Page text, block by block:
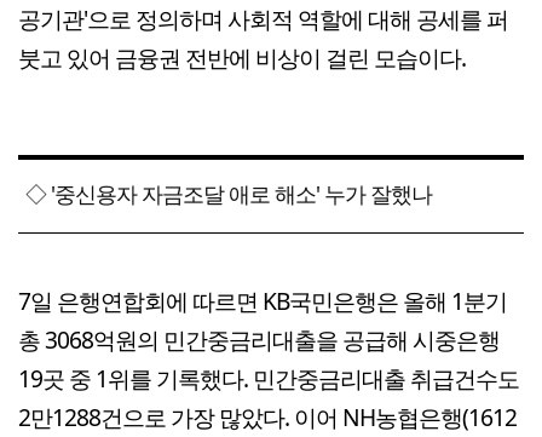
공기관'으로 정의하며 사회적 역할에 대해 공세를 퍼
붓고 있어 금융권 전반에 비상이 걸린 모습이다.
◇ '중신용자 자금조달 애로 해소' 누가 잘했나
7일 은행연합회에 따르면 KB국민은행은 올해 1분기
총 3068억원의 민간중금리대출을 공급해 시중은행
19곳 중 1위를 기록했다. 민간중금리대출 취급건수도
2만1288건으로 가장 많았다. 이어 NH농협은행(1612